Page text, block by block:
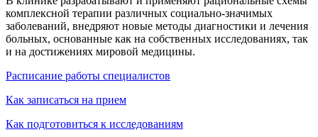
комплексной терапии различных социально-значимых
заболеваний, внедряют новые методы диагностики и лечения
больных, основанные как на собственных исследованиях, так
и на достижениях мировой медицины.
Расписание работы специалистов
Как записаться на прием
Как подготовиться к исследованиям